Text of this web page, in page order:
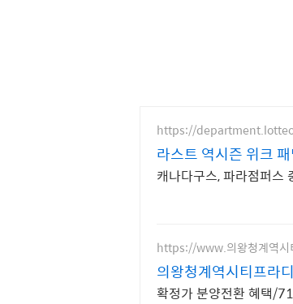
https://
라스트 역시즌 위크
캐나다구스, 파라점퍼
https://www.의왕청계역시
의왕청계역시티프라
확정가 분양전환 혜택/